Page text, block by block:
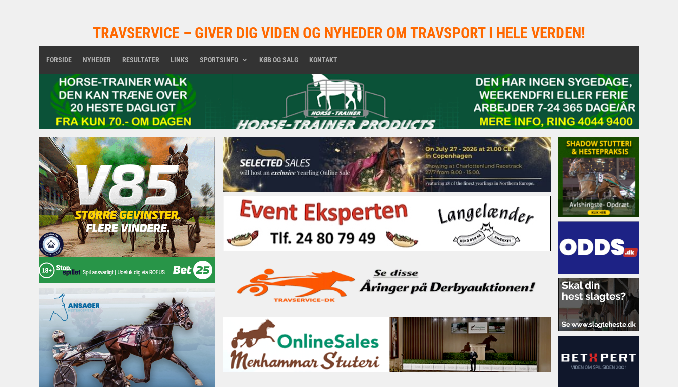
TRAVSERVICE – GIVER DIG VIDEN OG NYHEDER OM TRAVSPORT I HELE VERDEN!
FORSIDE NYHEDER RESULTATER LINKS SPORTSINFO KØB OG SALG KONTAKT